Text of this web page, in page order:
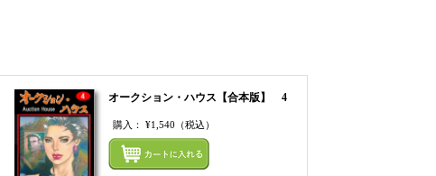
まとめてカートにいれる
オークション・ハウス【合本版】 4
購入：¥1,540 （税込）